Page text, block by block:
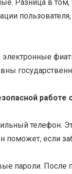
Разница в том,
электронные
работе
телефон.
поможет, если
пароли. После